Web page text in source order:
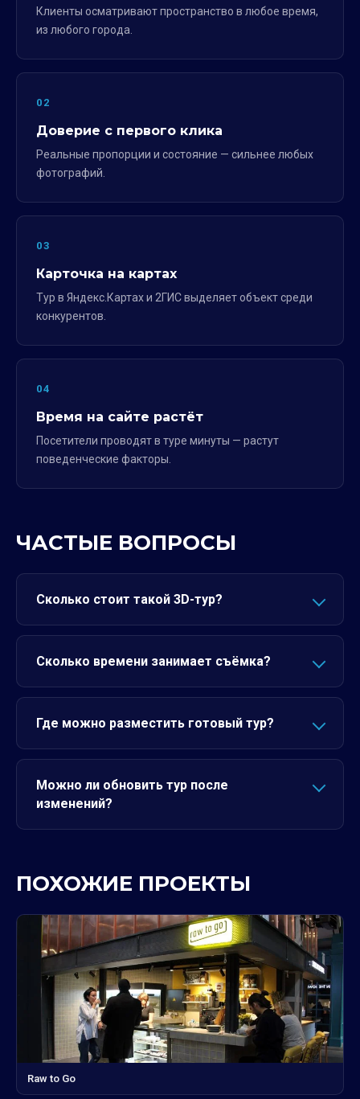
Клиенты осматривают пространство в любое время,
из любого города.
02
Доверие с первого клика
Реальные пропорции и состояние — сильнее любых
фотографий.
03
Карточка на картах
Тур в Яндекс.Картах и 2ГИС выделяет объект среди
конкурентов.
04
Время на сайте растёт
Посетители проводят в туре минуты — растут
поведенческие факторы.
ЧАСТЫЕ ВОПРОСЫ
Сколько стоит такой 3D-тур?
Сколько времени занимает съёмка?
Где можно разместить готовый тур?
Можно ли обновить тур после
изменений?
ПОХОЖИЕ ПРОЕКТЫ
Raw to Go